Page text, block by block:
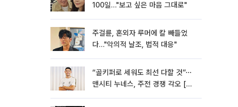
100일…"보고 싶은 마음 그대로"
주걸륜, 혼외자 루머에 칼 빼들었
다…"악의적 날조, 법적 대응"
“골키퍼로 세워도 최선 다할 것”⋯
맨시티 누네스, 주전 경쟁 각오 [인